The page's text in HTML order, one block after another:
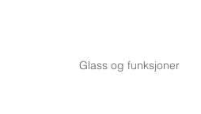
Glass og funksjoner